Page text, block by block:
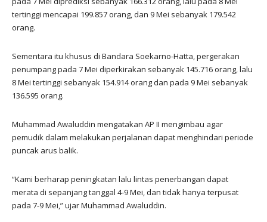
tertinggi mencapai 199.857 orang, dan 9 Mei sebanyak 179.542
orang.
Sementara itu khusus di Bandara Soekarno-Hatta, pergerakan
penumpang pada 7 Mei diperkirakan sebanyak 145.716 orang, lalu
8 Mei tertinggi sebanyak 154.914 orang dan pada 9 Mei sebanyak
136.595 orang.
Muhammad Awaluddin mengatakan AP II mengimbau agar
pemudik dalam melakukan perjalanan dapat menghindari periode
puncak arus balik.
“Kami berharap peningkatan lalu lintas penerbangan dapat
merata di sepanjang tanggal 4-9 Mei, dan tidak hanya terpusat
pada 7-9 Mei,” ujar Muhammad Awaluddin.